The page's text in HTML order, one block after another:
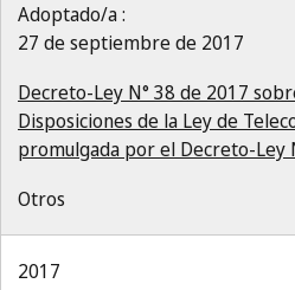
Adoptado/a :
27 de septiembre de 2017
Decreto-Ley N° 38 de 2017
Disposiciones de la Ley de
promulgada por el Decreto-Ley
Otros
2017